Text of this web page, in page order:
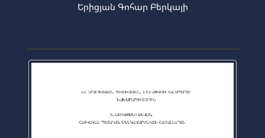
Երիցյան Գոհար Բերկայի